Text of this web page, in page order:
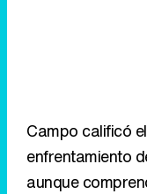
Campo calificó
enfrentamiento
aunque